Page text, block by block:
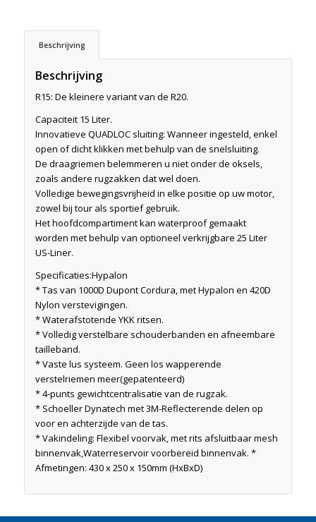
Beschrijving
Beschrijving
R15: De kleinere variant van de R20.
Capaciteit 15 Liter.
Innovatieve QUADLOC sluiting: Wanneer ingesteld, enkel
open of dicht klikken met behulp van de snelsluiting.
De draagriemen belemmeren u niet onder de oksels,
zoals andere rugzakken dat wel doen.
Volledige bewegingsvrijheid in elke positie op uw motor,
zowel bij tour als sportief gebruik.
Het hoofdcompartiment kan waterproof gemaakt
worden met behulp van optioneel verkrijgbare 25 Liter
US-Liner.
Specificaties:Hypalon
* Tas van 1000D Dupont Cordura, met Hypalon en 420D
Nylon verstevigingen.
* Waterafstotende YKK ritsen.
* Volledig verstelbare schouderbanden en afneembare
tailleband.
* Vaste lus systeem. Geen los wapperende
verstelriemen meer(gepatenteerd)
* 4-punts gewichtcentralisatie van de rugzak.
* Schoeller Dynatech met 3M-Reflecterende delen op
voor en achterzijde van de tas.
* Vakindeling: Flexibel voorvak, met rits afsluitbaar mesh
binnenvak,Waterreservoir voorbereid binnenvak. *
Afmetingen: 430 x 250 x 150mm (HxBxD)